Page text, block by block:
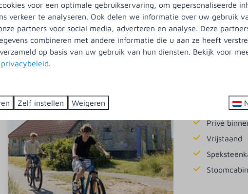
en sauna | 10
Ervaar de luxe
beschikt over
stoomcabine.
Privé
Vrijstaand
voor een optimale gebruikservaring, om gepersonaliseerde
verkeer te analyseren. Ook delen we informatie over uw gebruik
partners voor social media, adverteren en analyse. Deze
combineren met andere informatie die u aan ze heeft
op basis van uw gebruik van hun diensten. Bekijk voor
privacybeleid.
Zelf instellen Weigeren